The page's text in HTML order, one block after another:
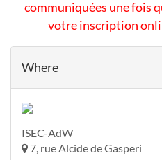
communiquées une fois
votre inscription
Where
ISEC-AdW
7, rue Alcide de Gasperi